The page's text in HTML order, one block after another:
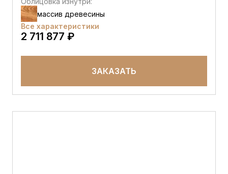
массив древесины
Все характеристики
2 711 877 ₽
ЗАКАЗАТЬ